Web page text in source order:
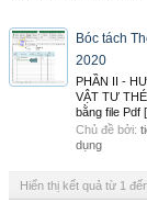
Bóc tách
2020
PHẦN II -
VẬT TƯ
bằng file Pdf
Chủ đề bởi:
dụng
Hiển thị kết quả từ 1